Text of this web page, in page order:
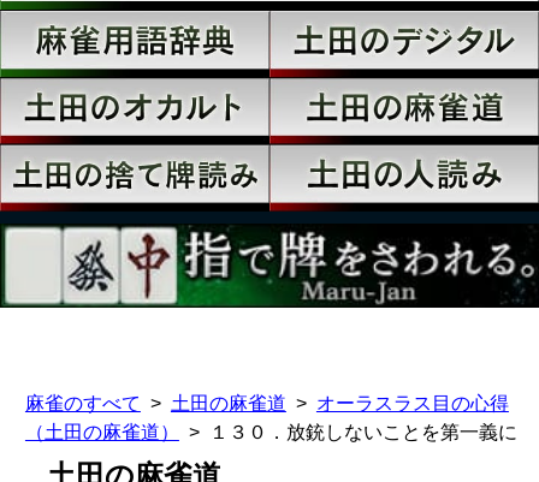
麻雀のすべて 土田の麻雀道
オーラスラス目の心得
（土田の麻雀道）
１３０．放銃しないことを第一義に